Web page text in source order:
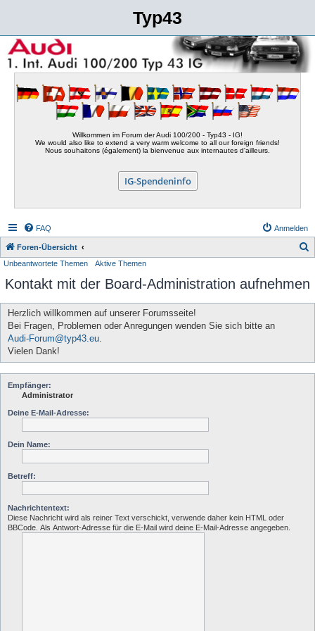
Typ43
Willkommen im Forum der Audi 100/200 - Typ43 - IG!
We would also like to extend a very warm welcome to all our foreign friends!
Nous souhaitons (également) la bienvenue aux internautes d'ailleurs.
IG-Spendeninfo
FAQ Anmelden
Foren-Übersicht
Unbeantwortete Themen Aktive Themen
Kontakt mit der Board-Administration aufnehmen
Herzlich willkommen auf unserer Forumsseite!
Bei Fragen, Problemen oder Anregungen wenden Sie sich bitte an
Audi-Forum@typ43.eu
Vielen Dank!
Empfänger:
Administrator
Deine E-Mail-Adresse:
Dein Name:
Betreff:
Nachrichtentext:
Diese Nachricht wird als reiner Text verschickt, verwende daher kein HTML oder
BBCode. Als Antwort-Adresse für die E-Mail wird deine E-Mail-Adresse angegeben.